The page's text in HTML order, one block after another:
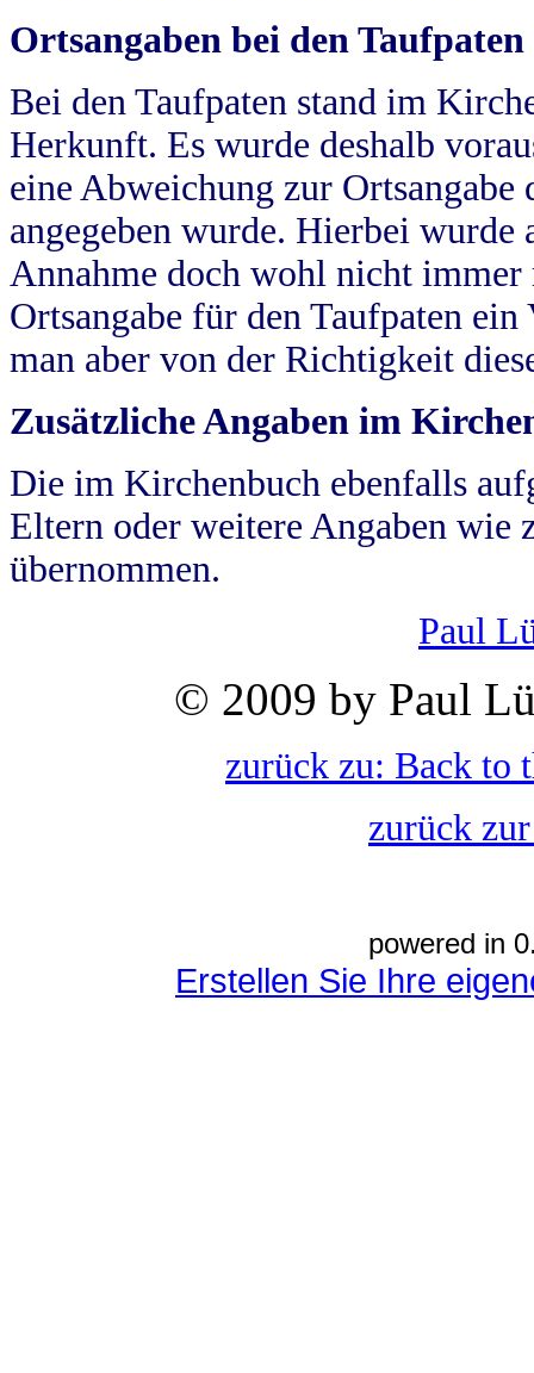
Ortsangaben bei den Taufpaten
Bei den Taufpaten stand im
Herkunft. Es wurde deshalb
eine Abweichung zur
angegeben wurde. Hierbei wurde
Annahme doch wohl nicht
Ortsangabe für den Taufpaten
man aber von der Richtigkeit
Zusätzliche Angaben im
Die im Kirchenbuch ebenfalls
Eltern oder weitere Angaben wie
übernommen.
Paul
© 2009 by Paul
zurück zu: Back to
zurück
powered in
Erstellen Sie Ihre